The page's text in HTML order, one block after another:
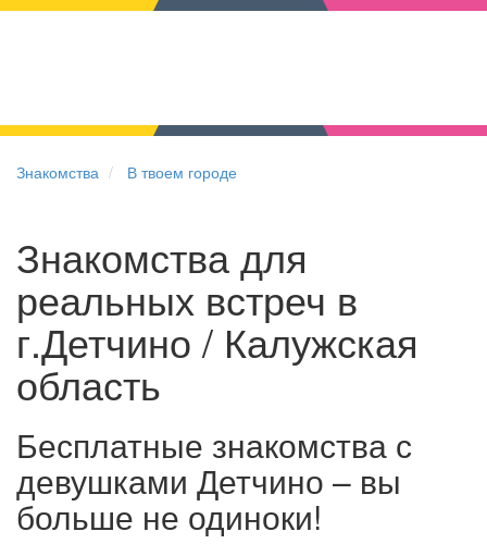
Знакомства В твоем городе
Знакомства для
реальных встреч в
г.Детчино / Калужская
область
Бесплатные знакомства с
девушками Детчино – вы
больше не одиноки!